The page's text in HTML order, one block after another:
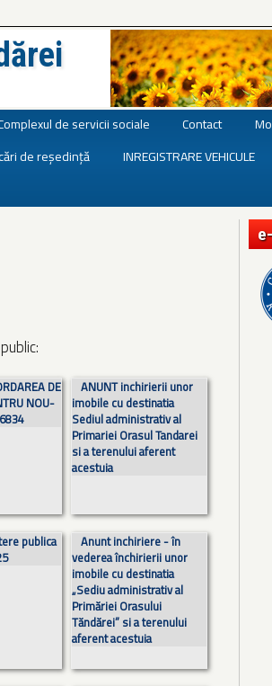
de servicii sociale Contact
de reședință
INREGISTRARE VEHICULE
DE
NOU-
ANUNT inchirierii unor
imobile cu destinatia
Sediul administrativ al
Primariei Orasul Tandarei
si a terenului aferent
acestuia
publica
Anunt inchiriere - în
vederea închirierii unor
imobile cu destinatia
„Sediu administrativ al
Primăriei Orasului
Tăndărei” si a terenului
aferent acestuia